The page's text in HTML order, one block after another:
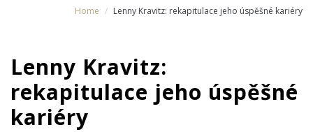
Home Lenny Kravitz: rekapitulace jeho úspěšné kariéry
Lenny Kravitz:
rekapitulace jeho úspěšné
kariéry